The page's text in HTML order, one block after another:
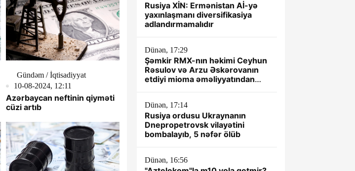
Gündəm / İqtisadiyyat
10-08-2024, 12:11
Azərbaycan neftinin qiyməti
cüzi artıb
Rusiya XİN: Ermənistan Aİ-yə
yaxınlaşmanı diversifikasiya
adlandırmamalıdır
Dünən, 17:29
Şəmkir RMX-nın həkimi Ceyhun
Rəsulov və Arzu Əskərovanın
etdiyi mioma əməliyyatından
Dünən, 17:14
Rusiya ordusu Ukraynanın
Dnepropetrovsk vilayətini
bombalayıb, 5 nəfər ölüb
Dünən, 16:56